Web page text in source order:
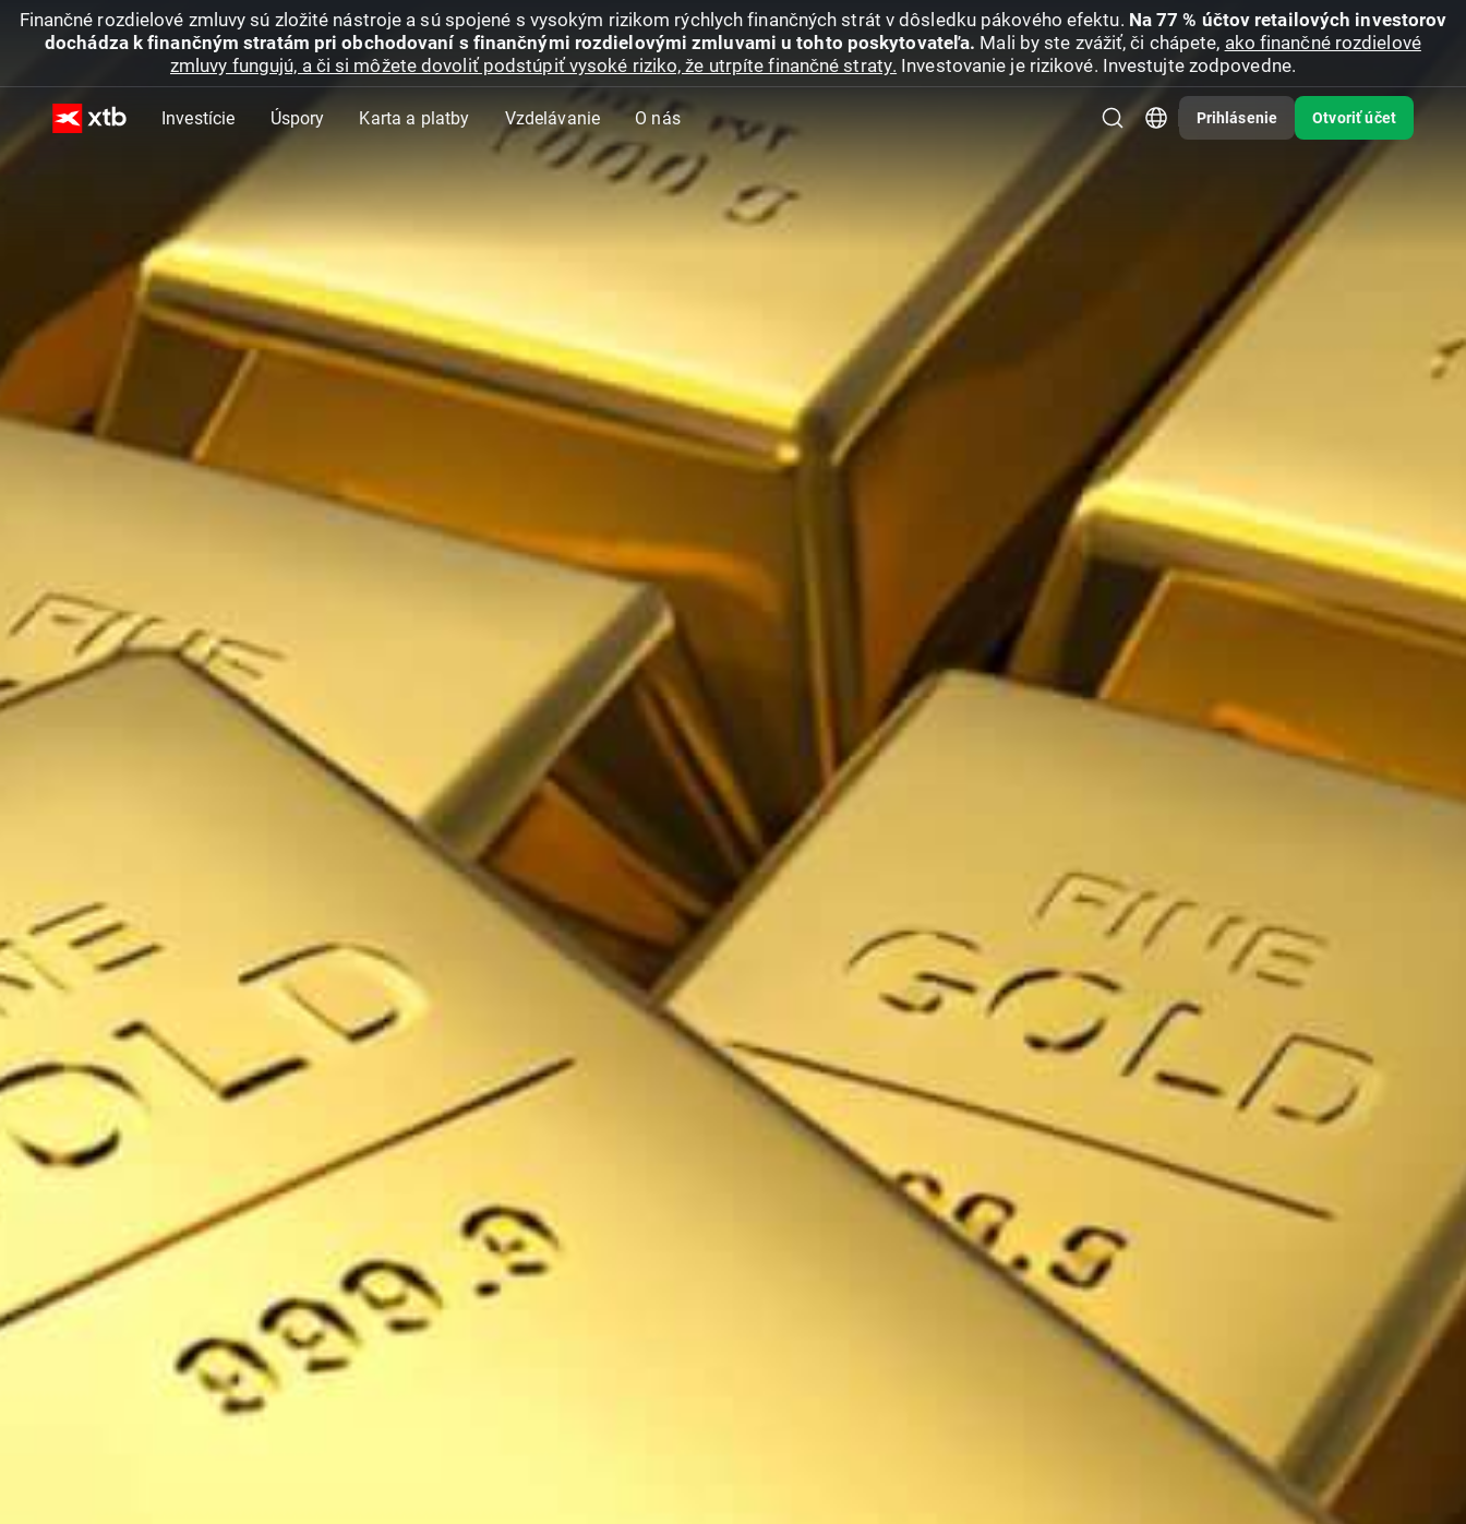
Finančné rozdielové zmluvy sú zložité nástroje a sú spojené s vysokým rizikom rýchlych finančných strát v dôsledku pákového efektu. Na 77 % účtov retailových investorov
dochádza k finančným stratám pri obchodovaní s finančnými rozdielovými zmluvami u tohto poskytovateľa. Mali by ste zvážiť, či chápete, ako finančné rozdielové
zmluvy fungujú, a či si môžete dovoliť podstúpiť vysoké riziko, že utrpíte finančné straty. Investovanie je rizikové. Investujte zodpovedne.
Investície Úspory Karta a platby Vzdelávanie O nás Prihlásenie Otvoriť účet